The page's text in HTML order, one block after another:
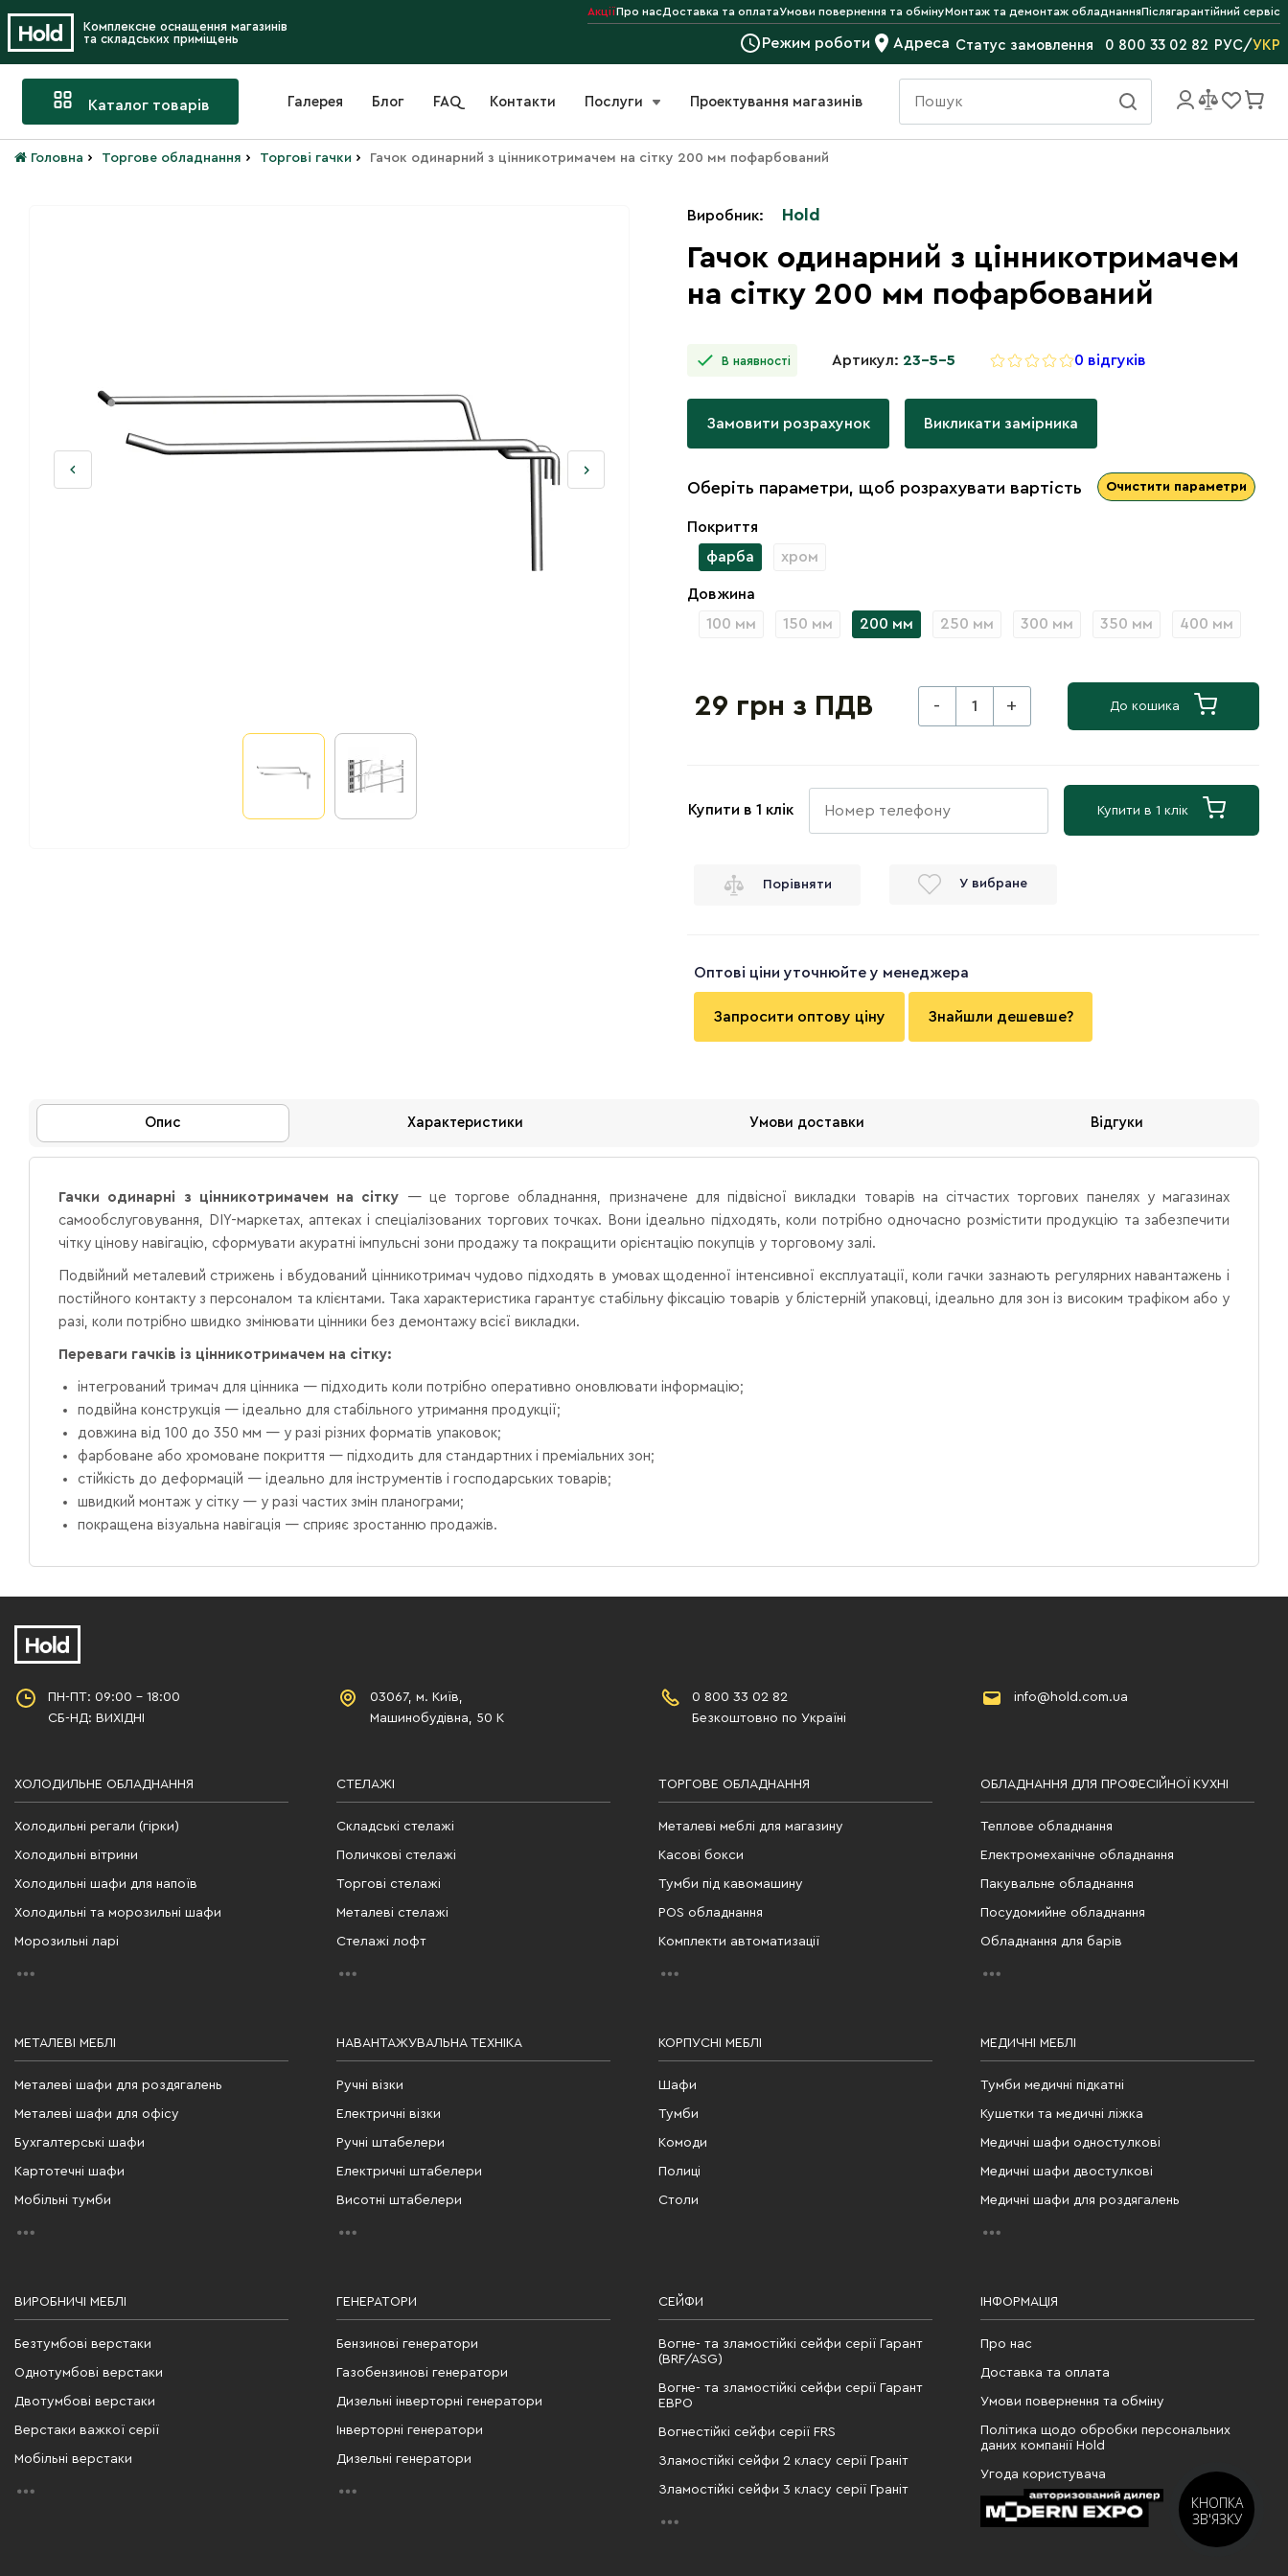
Комплексне оснащення магазинів
та складських приміщень
АкціїПро насДоставка та оплатаУмови повернення та обмінуМонтаж та демонтаж обладнанняПіслягарантійний сервіс
Режим роботи Адреса Статус замовлення 0 800 33 02 82 РУС/УКР
Каталог товарів Галерея Блог FAQ Контакти Послуги Проектування магазинів
Головна › Торгове обладнання › Торгові гачки › Гачок одинарний з цінникотримачем на сітку 200 мм пофарбований
Виробник: Hold
Гачок одинарний з цінникотримачем
на сітку 200 мм пофарбований
В наявності Артикул: 23-5-5 0 відгуків
Замовити розрахунок Викликати замірника
Оберіть параметри, щоб розрахувати вартість Очистити параметри
Покриття
фарба
хром
Довжина
100 мм
150 мм 200 мм 250 мм 300 мм 350 мм 400 мм
29 грн з ПДВ - + До кошика
Купити в 1 клік Купити в 1 клік
Порівняти У вибране
Оптові ціни уточнюйте у менеджера
Запросити оптову ціну Знайшли дешевше?
Опис Характеристики Умови доставки Відгуки
Гачки одинарні з цінникотримачем на сітку — це торгове обладнання, призначене для підвісної викладки товарів на сітчастих торгових панелях у магазинах
самообслуговування, DIY-маркетах, аптеках і спеціалізованих торгових точках. Вони ідеально підходять, коли потрібно одночасно розмістити продукцію та забезпечити
чітку цінову навігацію, сформувати акуратні імпульсні зони продажу та покращити орієнтацію покупців у торговому залі.
Подвійний металевий стрижень і вбудований цінникотримач чудово підходять в умовах щоденної інтенсивної експлуатації, коли гачки зазнають регулярних навантажень і
постійного контакту з персоналом та клієнтами. Така характеристика гарантує стабільну фіксацію товарів у блістерній упаковці, ідеально для зон із високим трафіком або у
разі, коли потрібно швидко змінювати цінники без демонтажу всієї викладки.
Переваги гачків із цінникотримачем на сітку:
інтегрований тримач для цінника — підходить коли потрібно оперативно оновлювати інформацію;
подвійна конструкція — ідеально для стабільного утримання продукції;
довжина від 100 до 350 мм — у разі різних форматів упаковок;
фарбоване або хромоване покриття — підходить для стандартних і преміальних зон;
стійкість до деформацій — ідеально для інструментів і господарських товарів;
швидкий монтаж у сітку — у разі частих змін планограми;
покращена візуальна навігація — сприяє зростанню продажів.
ПН-ПТ: 09:00 - 18:00
СБ-НД: ВИХІДНІ
03067, м. Київ,
Машинобудівна, 50 К
0 800 33 02 82
Безкоштовно по Україні
info@hold.com.ua
ХОЛОДИЛЬНЕ ОБЛАДНАННЯ
Холодильні регали (гірки)
Холодильні вітрини
Холодильні шафи для напоїв
Холодильні та морозильні шафи
Морозильні ларі
СТЕЛАЖІ
Складські стелажі
Поличкові стелажі
Торгові стелажі
Металеві стелажі
Стелажі лофт
ТОРГОВЕ ОБЛАДНАННЯ
Металеві меблі для магазину
Касові бокси
Тумби під кавомашину
POS обладнання
Комплекти автоматизації
ОБЛАДНАННЯ ДЛЯ ПРОФЕСІЙНОЇ КУХНІ
Теплове обладнання
Електромеханічне обладнання
Пакувальне обладнання
Посудомийне обладнання
Обладнання для барів
МЕТАЛЕВІ МЕБЛІ
Металеві шафи для роздягалень
Металеві шафи для офісу
Бухгалтерські шафи
Картотечні шафи
Мобільні тумби
НАВАНТАЖУВАЛЬНА ТЕХНІКА
Ручні візки
Електричні візки
Ручні штабелери
Електричні штабелери
Висотні штабелери
КОРПУСНІ МЕБЛІ
Шафи
Тумби
Комоди
Полиці
Столи
МЕДИЧНІ МЕБЛІ
Тумби медичні підкатні
Кушетки та медичні ліжка
Медичні шафи одностулкові
Медичні шафи двостулкові
Медичні шафи для роздягалень
ВИРОБНИЧІ МЕБЛІ
Безтумбові верстаки
Однотумбові верстаки
Двотумбові верстаки
Верстаки важкої серії
Мобільні верстаки
ГЕНЕРАТОРИ
Бензинові генератори
Газобензинові генератори
Дизельні інверторні генератори
Інверторні генератори
Дизельні генератори
СЕЙФИ
Вогне- та зламостійкі сейфи серії Гарант
(BRF/ASG)
Вогне- та зламостійкі сейфи серії Гарант
ЕВРО
Вогнестійкі сейфи серії FRS
Зламостійкі сейфи 2 класу серії Граніт
Зламостійкі сейфи 3 класу серії Граніт
ІНФОРМАЦІЯ
Про нас
Доставка та оплата
Умови повернення та обміну
Політика щодо обробки персональних
даних компанії Hold
Угода користувача
КНОПКА
ЗВ'ЯЗКУ